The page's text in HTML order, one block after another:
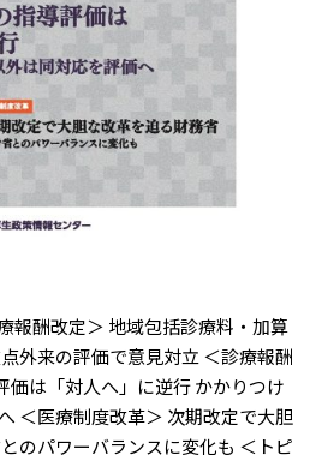
報酬改定＞ 地域包括診療料・加算
外来の評価で意見対立 ＜診療報酬
価は「対人へ」に逆行 かかりつけ
＜医療制度改革＞ 次期改定で大胆
のパワーバランスに変化も ＜トピ